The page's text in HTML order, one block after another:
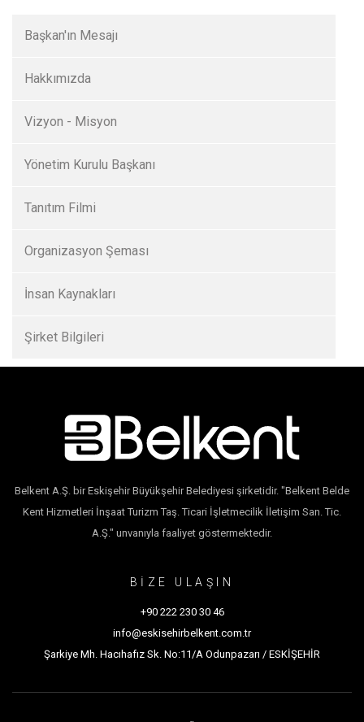
Başkan'ın Mesajı
Hakkımızda
Vizyon - Misyon
Yönetim Kurulu Başkanı
Tanıtım Filmi
Organizasyon Şeması
İnsan Kaynakları
Şirket Bilgileri
Belkent A.Ş. bir Eskişehir Büyükşehir Belediyesi şirketidir. "Belkent Belde
Kent Hizmetleri İnşaat Turizm Taş. Ticari İşletmecilik İletişim San. Tic.
A.Ş." unvanıyla faaliyet göstermektedir.
BİZE ULAŞIN
+90 222 230 30 46
info@eskisehirbelkent.com.tr
Şarkiye Mh. Hacıhafız Sk. No:11/A Odunpazarı / ESKİŞEHİR